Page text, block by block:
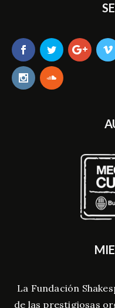
La Fundación
de las prestigiosas